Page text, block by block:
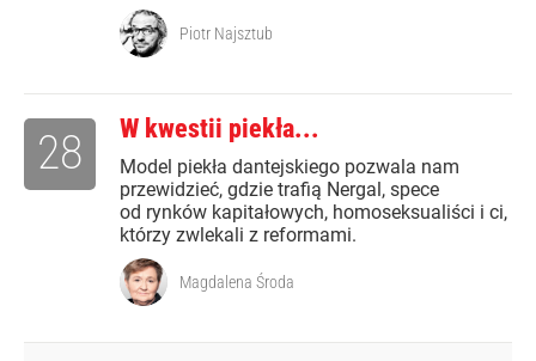
Piotr Najsztub
W kwestii piekła...
Model piekła dantejskiego pozwala nam
przewidzieć, gdzie trafią Nergal, spece
od rynków kapitałowych, homoseksualiści i ci,
którzy zwlekali z reformami.
28
Magdalena Środa